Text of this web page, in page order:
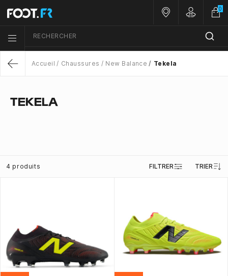
Menu list icon
RECHERCHER
Nos magasins
Customer
0
Accueil Chaussures New Balance Tekela
TEKELA
4 produits FILTRER TRIER